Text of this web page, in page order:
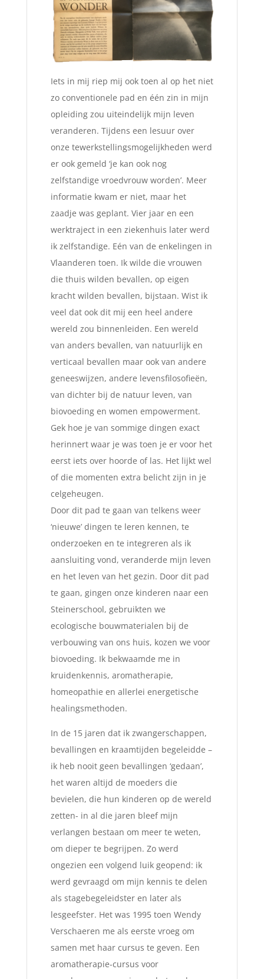
Iets in mij riep mij ook toen al op het niet
zo conventionele pad en één zin in mijn
opleiding zou uiteindelijk mijn leven
veranderen. Tijdens een lesuur over
onze tewerkstellingsmogelijkheden werd
er ook gemeld ‘je kan ook nog
zelfstandige vroedvrouw worden’. Meer
informatie kwam er niet, maar het
zaadje was geplant. Vier jaar en een
werktraject in een ziekenhuis later werd
ik zelfstandige. Eén van de enkelingen in
Vlaanderen toen. Ik wilde die vrouwen
die thuis wilden bevallen, op eigen
kracht wilden bevallen, bijstaan. Wist ik
veel dat ook dit mij een heel andere
wereld zou binnenleiden. Een wereld
van anders bevallen, van natuurlijk en
verticaal bevallen maar ook van andere
geneeswijzen, andere levensfilosofieën,
van dichter bij de natuur leven, van
biovoeding en women empowerment.
Gek hoe je van sommige dingen exact
herinnert waar je was toen je er voor het
eerst iets over hoorde of las. Het lijkt wel
of die momenten extra belicht zijn in je
celgeheugen.
Door dit pad te gaan van telkens weer
‘nieuwe’ dingen te leren kennen, te
onderzoeken en te integreren als ik
aansluiting vond, veranderde mijn leven
en het leven van het gezin. Door dit pad
te gaan, gingen onze kinderen naar een
Steinerschool, gebruikten we
ecologische bouwmaterialen bij de
verbouwing van ons huis, kozen we voor
biovoeding. Ik bekwaamde me in
kruidenkennis, aromatherapie,
homeopathie en allerlei energetische
healingsmethoden.
In de 15 jaren dat ik zwangerschappen,
bevallingen en kraamtijden begeleidde –
ik heb nooit geen bevallingen ‘gedaan’,
het waren altijd de moeders die
bevielen, die hun kinderen op de wereld
zetten- in al die jaren bleef mijn
verlangen bestaan om meer te weten,
om dieper te begrijpen. Zo werd
ongezien een volgend luik geopend: ik
werd gevraagd om mijn kennis te delen
als stagebegeleidster en later als
lesgeefster. Het was 1995 toen Wendy
Verschaeren me als eerste vroeg om
samen met haar cursus te geven. Een
aromatherapie-cursus voor